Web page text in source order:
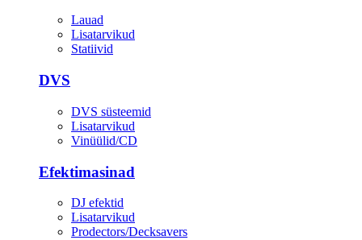
Lauad
Lisatarvikud
Statiivid
DVS
DVS süsteemid
Lisatarvikud
Vinüülid/CD
Efektimasinad
DJ efektid
Lisatarvikud
Prodectors/Decksavers